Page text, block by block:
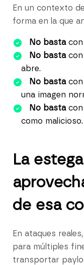
En un contexto
forma en la que
No bastacon
No bastacon
abre.
No bastacon
una imagen
No bastacon
como malicioso.
La
de esa
En ataques
para múltiples
transportar